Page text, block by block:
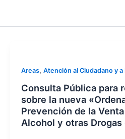
Areas, Atención al Ciudadano y a
Consulta Pública para
sobre la nueva
Prevención de la
Alcohol y otras